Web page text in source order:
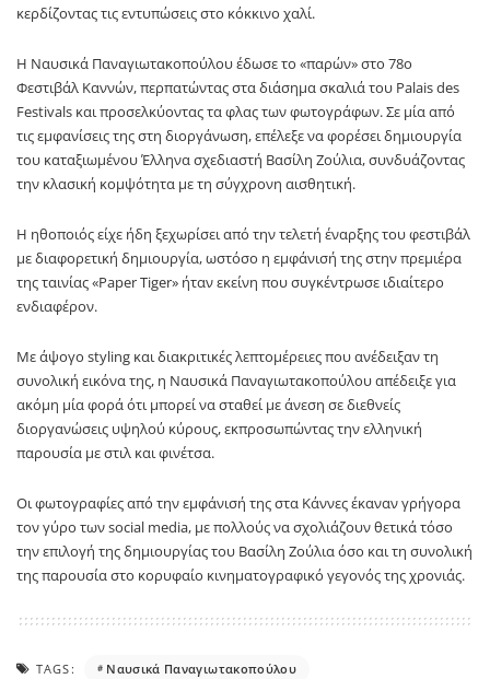
κερδίζοντας τις εντυπώσεις στο κόκκινο χαλί.
Η Ναυσικά Παναγιωτακοπούλου έδωσε το «παρών» στο 78ο
Φεστιβάλ Καννών, περπατώντας στα διάσημα σκαλιά του Palais des
Festivals και προσελκύοντας τα φλας των φωτογράφων. Σε μία από
τις εμφανίσεις της στη διοργάνωση, επέλεξε να φορέσει δημιουργία
του καταξιωμένου Έλληνα σχεδιαστή Βασίλη Ζούλια, συνδυάζοντας
την κλασική κομψότητα με τη σύγχρονη αισθητική.
Η ηθοποιός είχε ήδη ξεχωρίσει από την τελετή έναρξης του φεστιβάλ
με διαφορετική δημιουργία, ωστόσο η εμφάνισή της στην πρεμιέρα
της ταινίας «Paper Tiger» ήταν εκείνη που συγκέντρωσε ιδιαίτερο
ενδιαφέρον.
Με άψογο styling και διακριτικές λεπτομέρειες που ανέδειξαν τη
συνολική εικόνα της, η Ναυσικά Παναγιωτακοπούλου απέδειξε για
ακόμη μία φορά ότι μπορεί να σταθεί με άνεση σε διεθνείς
διοργανώσεις υψηλού κύρους, εκπροσωπώντας την ελληνική
παρουσία με στιλ και φινέτσα.
Οι φωτογραφίες από την εμφάνισή της στα Κάννες έκαναν γρήγορα
τον γύρο των social media, με πολλούς να σχολιάζουν θετικά τόσο
την επιλογή της δημιουργίας του Βασίλη Ζούλια όσο και τη συνολική
της παρουσία στο κορυφαίο κινηματογραφικό γεγονός της χρονιάς.
TAGS: Ναυσικά Παναγιωτακοπούλου